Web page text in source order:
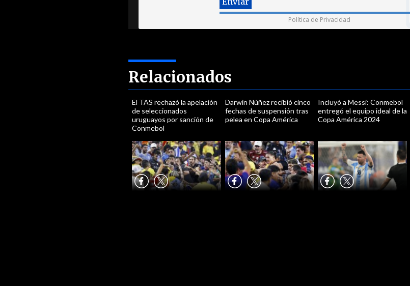
Política de Privacidad
Relacionados
El TAS rechazó la apelación
de seleccionados
uruguayos por sanción de
Conmebol
Darwin Núñez recibió cinco
fechas de suspensión tras
pelea en Copa América
Incluyó a Messi: Conmebol
entregó el equipo ideal de la
Copa América 2024